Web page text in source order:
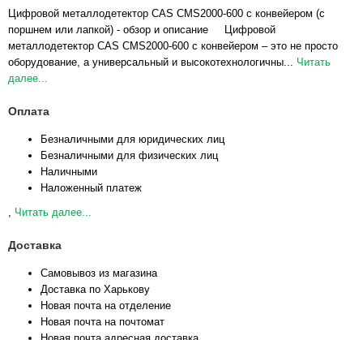
Цифровой металлодетектор CAS CMS2000-600 с конвейером (с
поршнем или лапкой) - обзор и описание Цифровой
металлодетектор CAS CMS2000-600 с конвейером – это не просто
оборудование, а универсальный и высокотехнологичны... Читать
далее...
Оплата
Безналичными для юридических лиц
Безналичными для физических лиц
Наличными
Наложенный платеж
, Читать далее...
Доставка
Самовывоз из магазина
Доставка по Харькову
Новая почта на отделение
Новая почта на почтомат